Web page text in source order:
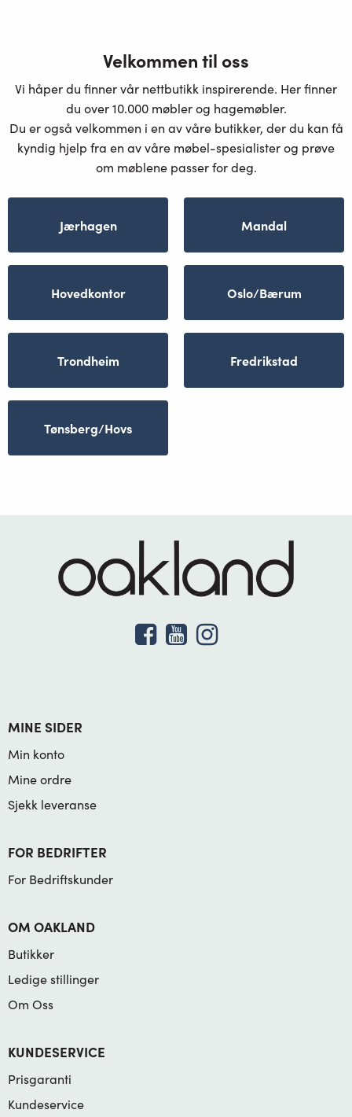
Velkommen til oss
Vi håper du finner vår nettbutikk inspirerende. Her finner
du over 10.000 møbler og hagemøbler.
Du er også velkommen i en av våre butikker, der du kan få
kyndig hjelp fra en av våre møbel-spesialister og prøve
om møblene passer for deg.
Jærhagen Mandal
Hovedkontor Oslo/Bærum
Trondheim Fredrikstad
Tønsberg/Hovs
MINE SIDER
Min konto
Mine ordre
Sjekk leveranse
FOR BEDRIFTER
For Bedriftskunder
OM OAKLAND
Butikker
Ledige stillinger
Om Oss
KUNDESERVICE
Prisgaranti
Kundeservice